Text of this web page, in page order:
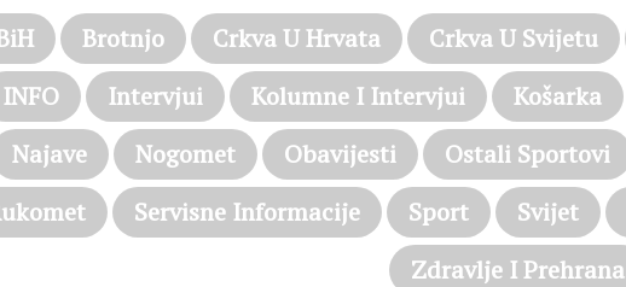
Brotnjo Crkva U Hrvata Crkva U Svijetu
INFO Intervjui Kolumne I Intervjui Košarka
Najave Nogomet Obavijesti Ostali Sportovi
Servisne Informacije Sport Svijet
Zdravlje I Prehrana